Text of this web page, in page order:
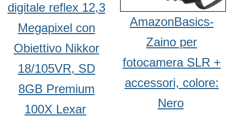
digitale reflex 12,3
Megapixel con
Obiettivo Nikkor
18/105VR, SD
8GB Premium
100X Lexar
AmazonBasics-
Zaino per
fotocamera SLR +
accessori, colore:
Nero